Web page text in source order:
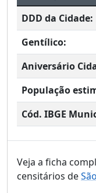
DDD da Cidade:
Gentílico:
Aniversário
População
Cód. IBGE
Veja a ficha
censitários de